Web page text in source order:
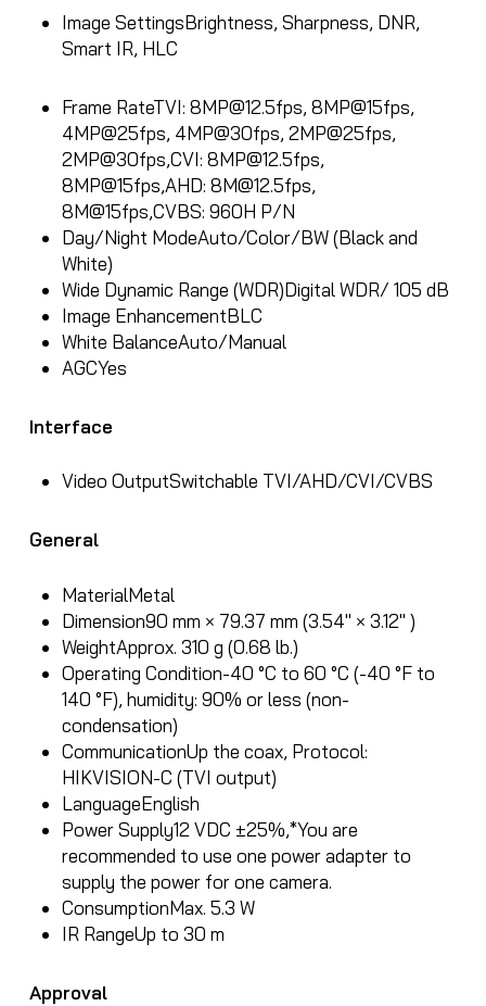
Image SettingsBrightness, Sharpness, DNR,
Smart IR, HLC
Frame RateTVI: 8MP@12.5fps, 8MP@15fps,
4MP@25fps, 4MP@30fps, 2MP@25fps,
2MP@30fps,CVI: 8MP@12.5fps,
8MP@15fps,AHD: 8M@12.5fps,
8M@15fps,CVBS: 960H P/N
Day/Night ModeAuto/Color/BW (Black and
White)
Wide Dynamic Range (WDR)Digital WDR/ 105 dB
Image EnhancementBLC
White BalanceAuto/Manual
AGCYes
Interface
Video OutputSwitchable TVI/AHD/CVI/CVBS
General
MaterialMetal
Dimension90 mm × 79.37 mm (3.54″ × 3.12″ )
WeightApprox. 310 g (0.68 lb.)
Operating Condition-40 °C to 60 °C (-40 °F to
140 °F), humidity: 90% or less (non-
condensation)
CommunicationUp the coax, Protocol:
HIKVISION-C (TVI output)
LanguageEnglish
Power Supply12 VDC ±25%,*You are
recommended to use one power adapter to
supply the power for one camera.
ConsumptionMax. 5.3 W
IR RangeUp to 30 m
Approval